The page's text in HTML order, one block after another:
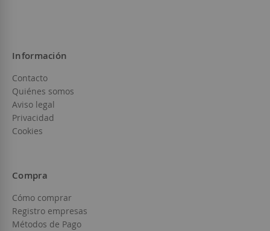
Información
Contacto
Quiénes somos
Aviso legal
Privacidad
Cookies
Compra
Cómo comprar
Registro empresas
Métodos de Pago